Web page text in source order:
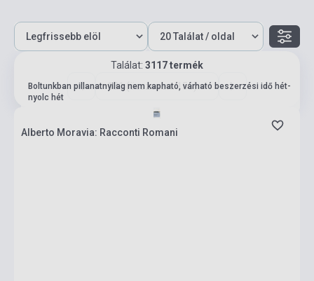
Találat: 3117 termék
131 (összesen: 156)
Boltunkban pillanatnyilag nem kapható, várható beszerzési idő hét-
nyolc hét
Alberto Moravia: Racconti Romani